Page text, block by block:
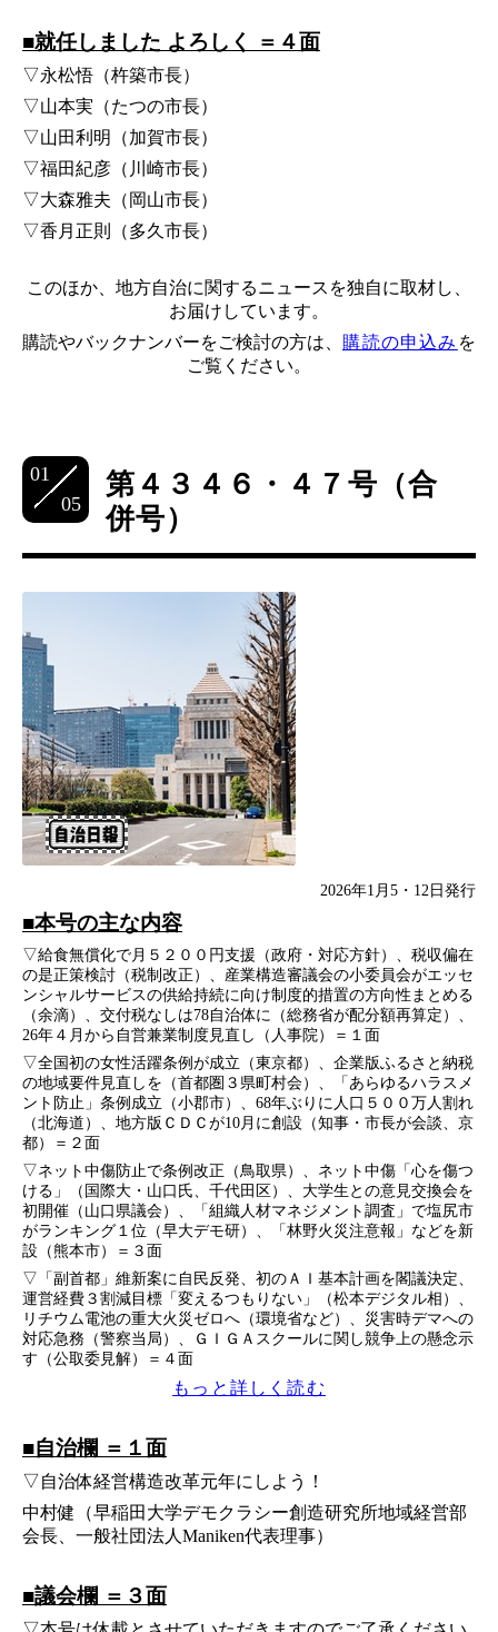
■就任しました よろしく ＝４面
▽永松悟（杵築市長）
▽山本実（たつの市長）
▽山田利明（加賀市長）
▽福田紀彦（川崎市長）
▽大森雅夫（岡山市長）
▽香月正則（多久市長）
このほか、地方自治に関するニュースを独自に取材し、
お届けしています。
購読やバックナンバーをご検討の方は、 購読の申込み を
ご覧ください。
01
05
第４３４６・４７号（合
併号）
2026年1月5・12日発行
■本号の主な内容
▽給食無償化で月５２００円支援（政府・対応方針）、税収偏在
の是正策検討（税制改正）、産業構造審議会の小委員会がエッセ
ンシャルサービスの供給持続に向け制度的措置の方向性まとめる
（余滴）、交付税なしは78自治体に（総務省が配分額再算定）、
26年４月から自営兼業制度見直し（人事院）＝１面
▽全国初の女性活躍条例が成立（東京都）、企業版ふるさと納税
の地域要件見直しを（首都圏３県町村会）、「あらゆるハラスメ
ント防止」条例成立（小郡市）、68年ぶりに人口５００万人割れ
（北海道）、地方版ＣＤＣが10月に創設（知事・市長が会談、京
都）＝２面
▽ネット中傷防止で条例改正（鳥取県）、ネット中傷「心を傷つ
ける」（国際大・山口氏、千代田区）、大学生との意見交換会を
初開催（山口県議会）、「組織人材マネジメント調査」で塩尻市
がランキング１位（早大デモ研）、「林野火災注意報」などを新
設（熊本市）＝３面
▽「副首都」維新案に自民反発、初のＡＩ基本計画を閣議決定、
運営経費３割減目標「変えるつもりない」（松本デジタル相）、
リチウム電池の重大火災ゼロへ（環境省など）、災害時デマへの
対応急務（警察当局）、ＧＩＧＡスクールに関し競争上の懸念示
す（公取委見解）＝４面
もっと詳しく読む
■自治欄 ＝１面
▽自治体経営構造改革元年にしよう！
中村健（早稲田大学デモクラシー創造研究所地域経営部
会長、一般社団法人Maniken代表理事）
■議会欄 ＝３面